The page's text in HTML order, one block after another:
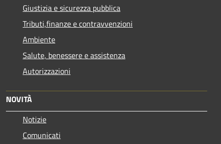
Giustizia e sicurezza pubblica
Tributi,finanze e contravvenzioni
Ambiente
Salute, benessere e assistenza
Autorizzazioni
NOVITÀ
Notizie
Comunicati